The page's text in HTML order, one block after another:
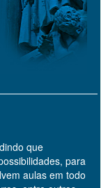
que
para
aulas em todo